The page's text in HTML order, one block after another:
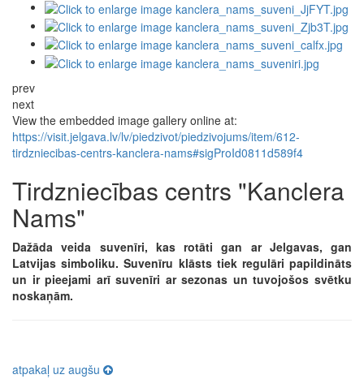
prev
next
View the embedded image gallery online at:
https://visit.jelgava.lv/lv/piedzivot/piedzivojums/item/612-
tirdzniecibas-centrs-kanclera-nams#sigProId0811d589f4
Tirdzniecības centrs "Kanclera
Nams"
Dažāda veida suvenīri, kas rotāti gan ar Jelgavas, gan
Latvijas simboliku. Suvenīru klāsts tiek regulāri papildināts
un ir pieejami arī suvenīri ar sezonas un tuvojošos svētku
noskaņām.
atpakaļ uz augšu